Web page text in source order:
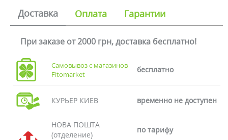
Доставка Оплата Гарантии
При заказе от 2000 грн, доставка бесплатно!
Самовывоз с магазинов
Fitomarket
бесплатно
КУРЬЕР КИЕВ временно не доступен
НОВА ПОШТА
(отделение)
по тарифу